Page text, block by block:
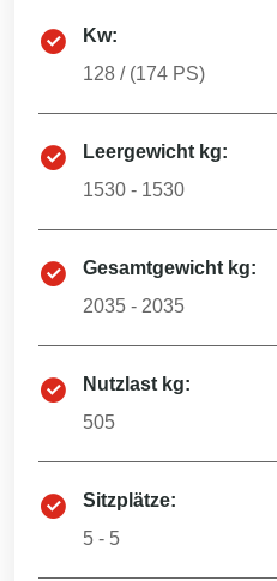
Kw:
128 / (174 PS)
Leergewicht kg:
1530 - 1530
Gesamtgewicht kg:
2035 - 2035
Nutzlast kg:
505
Sitzplätze:
5 - 5